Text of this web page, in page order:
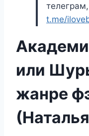
t.me/
или
жанре